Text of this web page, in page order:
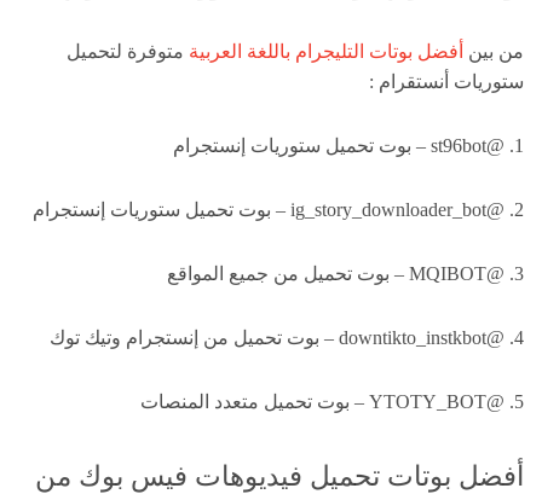
من بين أفضل بوتات التليجرام باللغة العربية متوفرة لتحميل
ستوريات أنستقرام :
1. @st96bot – بوت تحميل ستوريات إنستجرام
2. @ig_story_downloader_bot – بوت تحميل ستوريات إنستجرام
3. @MQIBOT – بوت تحميل من جميع المواقع
4. @downtikto_instkbot – بوت تحميل من إنستجرام وتيك توك
5. @YTOTY_BOT – بوت تحميل متعدد المنصات
أفضل بوتات تحميل فيديوهات فيس بوك من